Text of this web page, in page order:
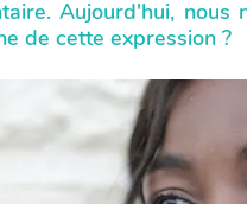
Aujourd'hui, nous
de cette expression ?